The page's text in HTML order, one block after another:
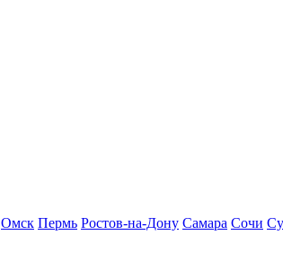
Омск Пермь Ростов-на-Дону Самара Сочи